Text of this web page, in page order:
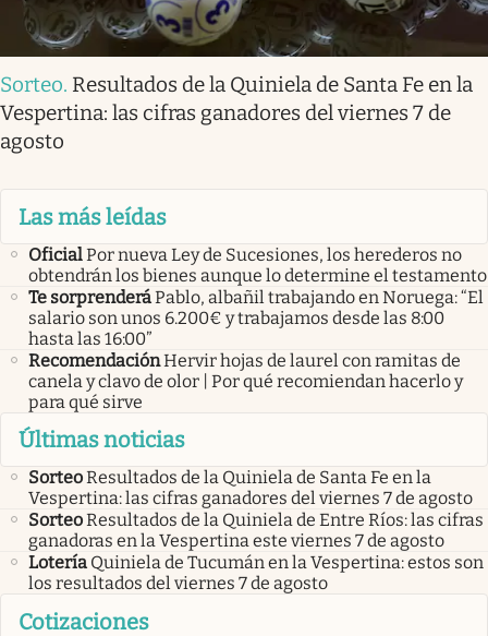
Sorteo. Resultados de la Quiniela de Santa Fe en la
Vespertina: las cifras ganadores del viernes 7 de
agosto
Las más leídas
OficialPor nueva Ley de Sucesiones, los herederos no
obtendrán los bienes aunque lo determine el testamento
Te sorprenderáPablo, albañil trabajando en Noruega: “El
salario son unos 6.200€ y trabajamos desde las 8:00
hasta las 16:00”
RecomendaciónHervir hojas de laurel con ramitas de
canela y clavo de olor | Por qué recomiendan hacerlo y
para qué sirve
Últimas noticias
SorteoResultados de la Quiniela de Santa Fe en la
Vespertina: las cifras ganadores del viernes 7 de agosto
SorteoResultados de la Quiniela de Entre Ríos: las cifras
ganadoras en la Vespertina este viernes 7 de agosto
Lotería Quiniela de Tucumán en la Vespertina: estos son
los resultados del viernes 7 de agosto
Cotizaciones